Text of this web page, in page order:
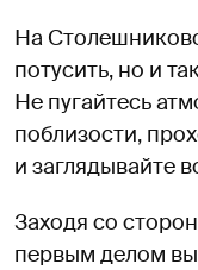
На
потусить, но и
Не пугайтесь
поблизости,
и заглядывайте
Заходя со
первым делом